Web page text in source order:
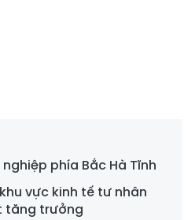
phía Bắc Hà Tĩnh
vực kinh tế tư nhân
tăng trưởng